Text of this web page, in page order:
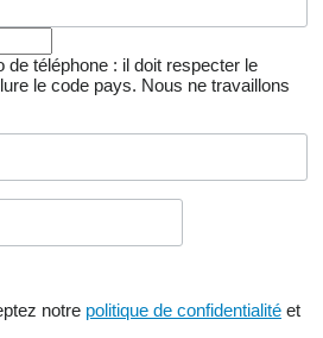
de téléphone : il doit respecter le
le code pays. Nous ne travaillons
notre politique de confidentialité et